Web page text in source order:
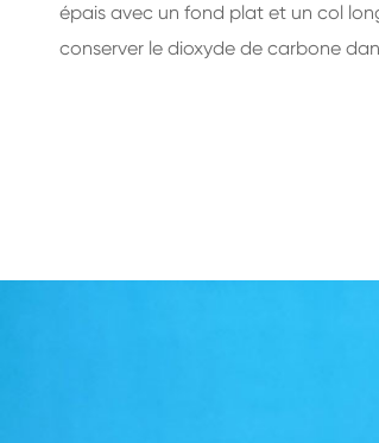
épais avec un fond plat et un col
conserver le dioxyde de carbone